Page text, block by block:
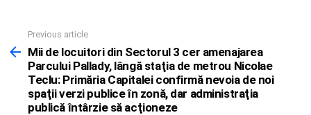
more
Previous article
Mii de locuitori din Sectorul 3 cer amenajarea
Parcului Pallady, lângă staţia de metrou Nicolae
Teclu: Primăria Capitalei confirmă nevoia de noi
spaţii verzi publice în zonă, dar administraţia
publică întârzie să acţioneze